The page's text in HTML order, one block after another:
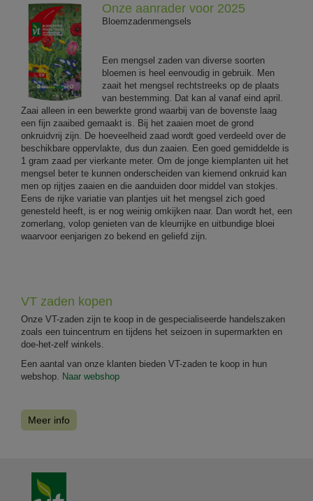
Onze aanrader voor 2025
Bloemzadenmengsels
Een mengsel zaden van diverse soorten
bloemen is heel eenvoudig in gebruik. Men
zaait het mengsel rechtstreeks op de plaats
van bestemming. Dat kan al vanaf eind april.
Zaai alleen in een bewerkte grond waarbij van de bovenste laag
een fijn zaaibed gemaakt is. Bij het zaaien moet de grond
onkruidvrij zijn. De hoeveelheid zaad wordt goed verdeeld over de
beschikbare oppervlakte, dus dun zaaien. Een goed gemiddelde is
1 gram zaad per vierkante meter. Om de jonge kiemplanten uit het
mengsel beter te kunnen onderscheiden van kiemend onkruid kan
men op rijtjes zaaien en die aanduiden door middel van stokjes.
Eens de rijke variatie van plantjes uit het mengsel zich goed
genesteld heeft, is er nog weinig omkijken naar. Dan wordt het, een
zomerlang, volop genieten van de kleurrijke en uitbundige bloei
waarvoor eenjarigen zo bekend en geliefd zijn.
VT zaden kopen
Onze VT-zaden zijn te koop in de gespecialiseerde handelszaken
zoals een tuincentrum en tijdens het seizoen in supermarkten en
doe-het-zelf winkels.
Een aantal van onze klanten bieden VT-zaden te koop in hun
webshop. Naar webshop
Meer info